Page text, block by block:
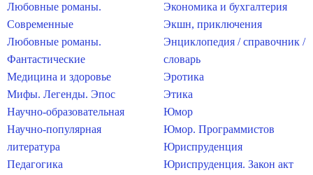
Любовные романы.
Современные
Любовные романы.
Фантастические
Медицина и здоровье
Мифы. Легенды. Эпос
Научно-образовательная
Научно-популярная
литература
Педагогика
Экономика и бухгалтерия
Экшн, приключения
Энциклопедия / справочник /
словарь
Эротика
Этика
Юмор
Юмор. Программистов
Юриспруденция
Юриспруденция. Закон акт